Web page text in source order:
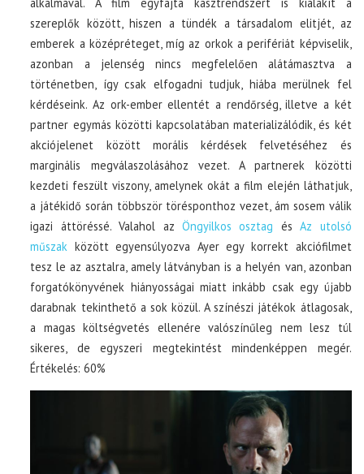
alkalmával. A film egyfajta kasztrendszert is kialakít a
szereplők között, hiszen a tündék a társadalom elitjét, az
emberek a középréteget, míg az orkok a perifériát képviselik,
azonban a jelenség nincs megfelelően alátámasztva a
történetben, így csak elfogadni tudjuk, hiába merülnek fel
kérdéseink. Az ork-ember ellentét a rendőrség, illetve a két
partner egymás közötti kapcsolatában materializálódik, és két
akciójelenet között morális kérdések felvetéséhez és
marginális megválaszolásához vezet. A partnerek közötti
kezdeti feszült viszony, amelynek okát a film elején láthatjuk,
a játékidő során többször törésponthoz vezet, ám sosem válik
igazi áttöréssé. Valahol az Öngyilkos osztag ésAz utolsó
műszak között egyensúlyozva Ayer egy korrekt akciófilmet
tesz le az asztalra, amely látványban is a helyén van, azonban
forgatókönyvének hiányosságai miatt inkább csak egy újabb
darabnak tekinthető a sok közül. A színészi játékok átlagosak,
a magas költségvetés ellenére valószínűleg nem lesz túl
sikeres, de egyszeri megtekintést mindenképpen megér.
Értékelés: 60%